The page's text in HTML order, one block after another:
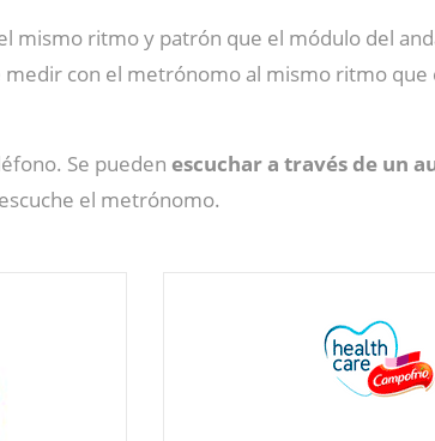
mismo ritmo y patrón que el módulo del
con el metrónomo al mismo ritmo
Se pueden escuchar a través de un
el metrónomo.